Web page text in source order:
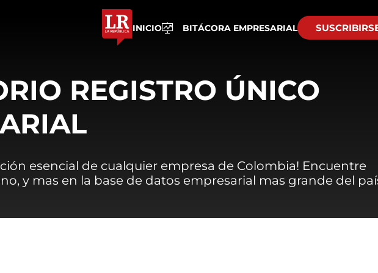
INICIO BITÁCORA EMPRESARIAL
REGISTRO ÚNICO
esencial de cualquier empresa de Colombia! Encuentre
y mas en la base de datos empresarial mas grande del